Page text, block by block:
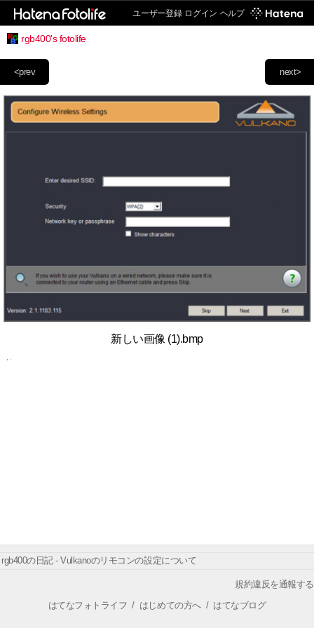
ユーザー登録 ログイン ヘルプ
rgb400's fotolife
next>
<prev
新しい画像 (1).bmp
rgb400の日記 - Vulkanoのリモコンの設定について
規約違反を通報する
はてなフォトライフ / はじめての方へ/ はてなブログ